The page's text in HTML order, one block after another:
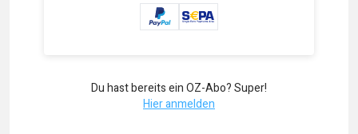
Du hast bereits ein OZ-Abo? Super!
Hier anmelden